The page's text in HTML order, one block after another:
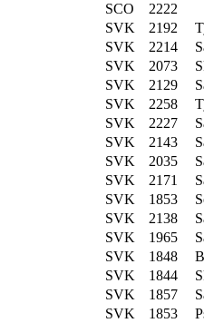
SCO
2222
SVK 2192
SVK 2214
SVK 2073
SVK 2129
SVK 2258
SVK 2227
SVK 2143
SVK 2035
SVK 2171
SVK 1853
SVK 2138
SVK 1965
SVK 1848
SVK 1844
SVK 1857
SVK 1853